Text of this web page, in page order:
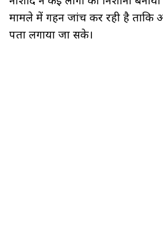
मामले में गहन जांच कर रही है ताकि
पता लगाया जा सके।